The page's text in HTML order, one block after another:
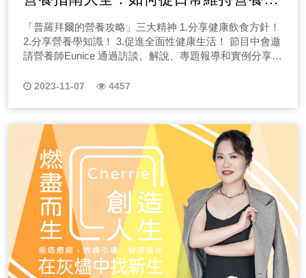
芳香療法來協助紓緩！ EP18針對更年期，芳香療法可以
膀常有不舒服情形，換了不少人體工學枕、石墨烯太空記
這些打著有效用的枕頭只是噱頭嗎？快收聽節目！ 九、
EP09關於常見的籃球類運動傷害，受傷後可以進行什麼
樣物理治療？ 不少人喜歡騎腳踏車、健走、跑步、打籃
部、當足部的運動傷害發生時，腳踝韌帶扭傷、阿基里斯
十、EP10 騎單車膝蓋痛怎麼辦？常見的單車運動傷害
「髕骨股骨疼痛症候群」是什麼？ 單車運動一直都是很
多人喜歡的運動之一，但是任何運動都可能造成運動傷
害，如果膝蓋痛、髕骨痛，嚴重會造成什麼樣的影響？？
快點選收聽節目！ 十一、EP11 體能之巔-重訓後的痠痛
怎麼來？女生跑步小腿會變粗嗎？ 追求肌肉完美體格的
迷思，渾身肌肉不見得是完美的，身體協調更重要，重訓
肌肉酸痛從哪來？跑步會讓腿變粗嗎？想知道該怎麼做才
不會造成運動傷害、減低扭傷風險！快點選收聽節目！
十二、EP12 手感到卡卡的，又麻又痛！扳機指或滑鼠手
找上門該怎麼辦？ 現代人頻繁使用手機、電腦等手指動
生為了什麼而演？是不想傷了另一半的自尊還是是為了營
造更美好的氣氛。又或是想要快一點結束？我們相信不是
只有女生，男生偶爾也是會配合演出的。 那小演怡情，
問題，最重要的問題在於雙方是否都能坦承溝通。敞開心
理佔30%，如何正確去享受性讓雙方都能達到高潮，而不
是癡迷「追求高潮」？ EP7交友軟體NG行為大公開！你
也是這麼聊的嗎？ft.男異起恥 你是聊天高手嗎？常常被
句點嗎？交友軟體上到底要怎樣才能讓對方滑LIKE。第一
句開場白到底要說什麼才不NG？照片要放哪種才吸引
人？健身照到底吸不吸引女生？男生都看腿還是看臉呢？
為大公開，千萬注意不要踩雷。但這集真的是笑瘋，笑到
噴淚。到底田中對牙齒有多麼的堅持，到底來賓對開場有
多麽深的誤會。希望收聽完的聽眾都能成為聊天高手，一
起在交友軟體中殺出一片天空。 EP番外篇 日本留學い
還可能造成不可挽回的果，因此為避免這樣慘劇再發生，
蔡醫師在節目中就要教大家如何看對問題、走對診間，所
以身體問題就讓「適康復健科｜專科大夫 蔡定達 醫師」
自身狀況，當問題發生時才能選對專科！ 二、除了運動
師」會帶大家逐一瞭解關於運動傷害、腿腳無力、退化性
關節炎、運動暖身、駝背、貧血、女性瘦身等常見問題，
並拆解發生原因，並且設定各種狀況來協助大家判斷「若
你有此情形，可能是什麼問題？應該要看什麼科？」因
此，本系列節目不僅僅推薦台北復健科，更希望能幫助聽
眾朋友建立更精確的醫療觀念，進而找回舒適生活！ 三、
馬上讓我們逐一拆解你的復健問題吧！ 在這系列節目中
的第一季會分有12集節目，讓擁有多年復健科經驗的蔡醫
師透過最實際的案例&拆解聽眾疑慮來為您做解析！像是
第一集的關節卡卡要看什麼科？退化性關節炎正確的治療
保健流程有哪些？現在就點選下方「#主題」開始收聽、
康？保健食品購買前該注意哪些事項？
「普羅拜爾的營養攻略」三大精神 1.分享健康飲食方針！
2.分享營養學知識！ 3.促進全面性健康生活！ 節目中會邀
請營養師Eunice 通過訪談、解說、專題報導和實例分享，
活力的生活，我們認為營養健康不能只單靠保健品維持，
(點選上方播放按鈕收聽) 相信不少聽眾朋友們都有固定
在購買保健食品，但關於保健食品你真的知道為什麼要買
嗎？另外，保健食品是指那些有貼小綠人或綠色標誌的食
品嗎？保健食品與一般的食品差異性在哪裡呢？ 保有判
斷力，行銷術語要釐清 廣義來說，保健食品指的是我們可
以吃的食物，但基本上不能宣稱具有療效，因此不少品牌
在官網頁面或文宣上，會使用一些比較文藝的字眼，比如
潤澤、晶亮、甚至靈活等，這是受到法規限制的原因。另
外，很多品牌也會主打專利成分，這是因為有做過商品檢
驗，並且背後都有專業團隊進行研發，那專利商標的意思
是使用了拿到專利的原料，表示添加足量的成分，這個劑
2023-11-07 4457